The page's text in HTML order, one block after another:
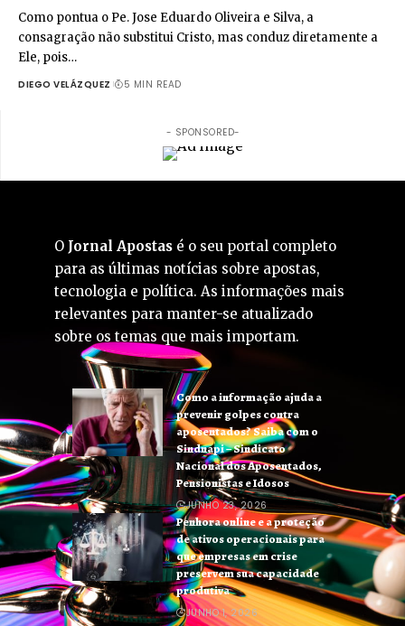
Como pontua o Pe. Jose Eduardo Oliveira e Silva, a
consagração não substitui Cristo, mas conduz diretamente a
Ele, pois…
DIEGO VELÁZQUEZ 5 MIN READ
- SPONSORED-
O Jornal Apostas é o seu portal completo
para as últimas notícias sobre apostas,
tecnologia e política. As informações mais
relevantes para manter-se atualizado
sobre os temas que mais importam.
Como a informação ajuda a
prevenir golpes contra
aposentados? Saiba com o
Sindnapi – Sindicato
Nacional dos Aposentados,
Pensionistas e Idosos
JUNHO 23, 2026
Penhora online e a proteção
de ativos operacionais para
que empresas em crise
preservem sua capacidade
produtiva
JUNHO 1, 2026